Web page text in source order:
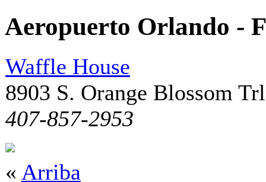
Aeropuerto Orlando -
Waffle House
8903 S. Orange Blossom
407-857-2953
« Arriba